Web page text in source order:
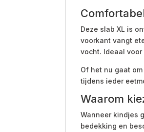
Deze slab XL is
voorkant vangt
vocht. Ideaal
Of het nu gaat
tijdens ieder
Waarom
Wanneer kindjes
bedekking en